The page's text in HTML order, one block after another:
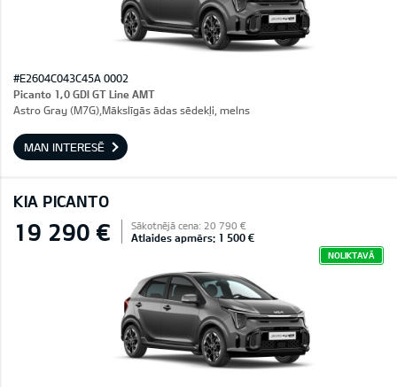
#E2604C043C45A 0002
Picanto 1,0 GDI GT Line AMT
Astro Gray (M7G),Mākslīgās ādas sēdekļi, melns
MAN INTERESĒ
KIA PICANTO
19 290 € Sākotnējā cena: 20 790 €
Atlaides apmērs: 1 500 €
NOLIKTAVĀ